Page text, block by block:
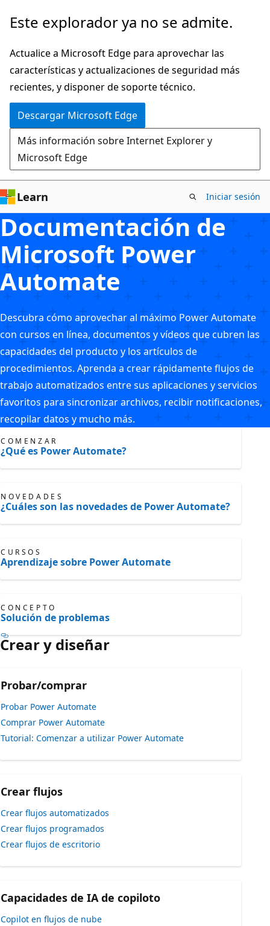
Ir
contenido
principal
Este explorador ya no se admite.
Actualice a Microsoft Edge para aprovechar las
características y actualizaciones de seguridad más
recientes, y disponer de soporte técnico.
Descargar Microsoft Edge
Más información sobre Internet Explorer y
Microsoft Edge
Learn Iniciar sesión
Documentación de
Microsoft Power
Automate
Descubra cómo aprovechar al máximo Power Automate
con cursos en línea, documentos y vídeos que cubren las
capacidades del producto y los artículos de
procedimientos. Aprenda a crear rápidamente flujos de
trabajo automatizados entre sus aplicaciones y servicios
favoritos para sincronizar archivos, recibir notificaciones,
recopilar datos y mucho más.
COMENZAR
¿Qué es Power Automate?
NOVEDADES
¿Cuáles son las novedades de Power Automate?
CURSOS
Aprendizaje sobre Power Automate
CONCEPTO
Solución de problemas
Crear y diseñar
Probar/comprar
Probar Power Automate
Comprar Power Automate
Tutorial: Comenzar a utilizar Power Automate
Crear flujos
Crear flujos automatizados
Crear flujos programados
Crear flujos de escritorio
Capacidades de IA de copiloto
Copilot en flujos de nube